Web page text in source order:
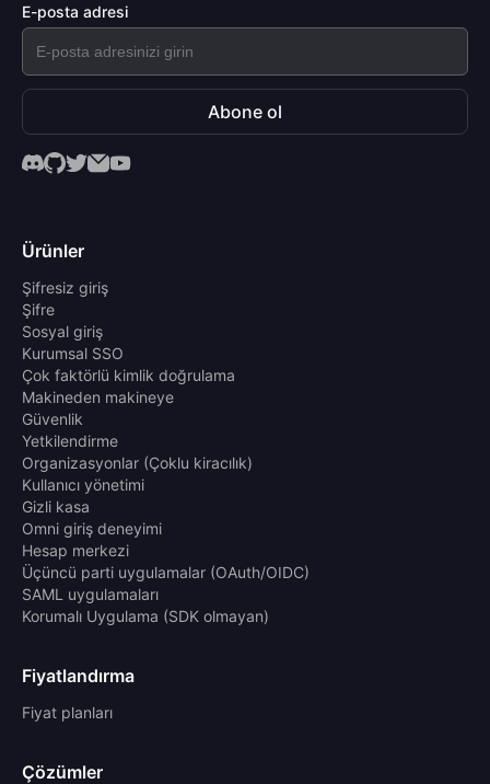
E-posta adresi
Abone ol
Ürünler
Şifresiz giriş
Şifre
Sosyal giriş
Kurumsal SSO
Çok faktörlü kimlik doğrulama
Makineden makineye
Güvenlik
Yetkilendirme
Organizasyonlar (Çoklu kiracılık)
Kullanıcı yönetimi
Gizli kasa
Omni giriş deneyimi
Hesap merkezi
Üçüncü parti uygulamalar (OAuth/OIDC)
SAML uygulamaları
Korumalı Uygulama (SDK olmayan)
Fiyatlandırma
Fiyat planları
Çözümler